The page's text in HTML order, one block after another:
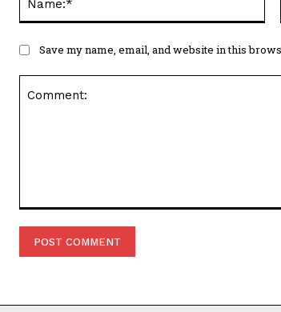
Save my name, email, and website in this